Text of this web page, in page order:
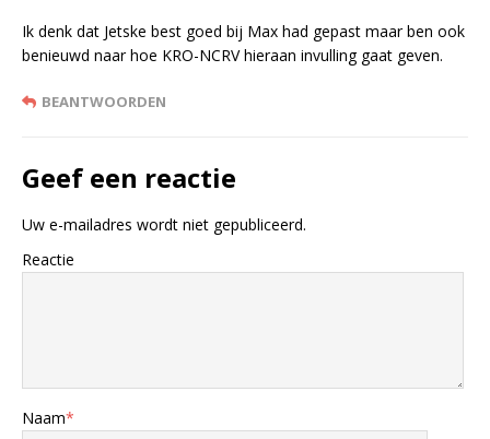
Ik denk dat Jetske best goed bij Max had gepast maar ben ook
benieuwd naar hoe KRO-NCRV hieraan invulling gaat geven.
BEANTWOORDEN
Geef een reactie
Uw e-mailadres wordt niet gepubliceerd.
Reactie
Naam*